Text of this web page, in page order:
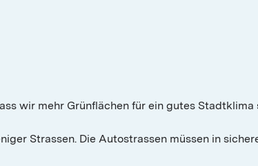
wir mehr Grünflächen für ein gutes Stadtklima
Strassen. Die Autostrassen müssen in